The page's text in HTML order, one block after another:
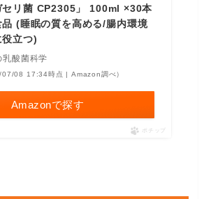
セリ菌 CP2305」 100ml ×30本
(睡眠の質を高める/腸内環境
役立つ)
乳酸菌科学
07/08 17:34時点 | Amazon調べ）
Amazonで探す
ポチップ